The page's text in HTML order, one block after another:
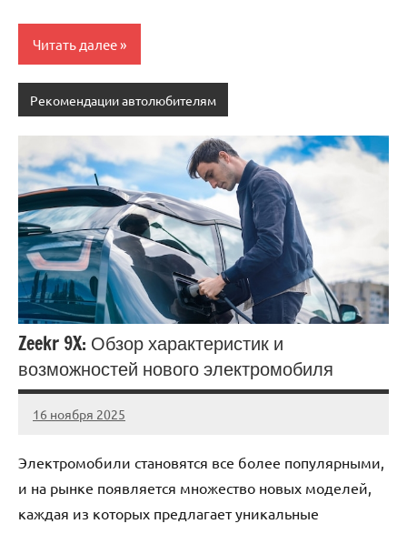
Читать далее
Рекомендации автолюбителям
Zeekr 9X: Обзор характеристик и
возможностей нового электромобиля
16 ноября 2025
Avtor
Нет
Электромобили становятся все более популярными,
и на рынке появляется множество новых моделей,
каждая из которых предлагает уникальные